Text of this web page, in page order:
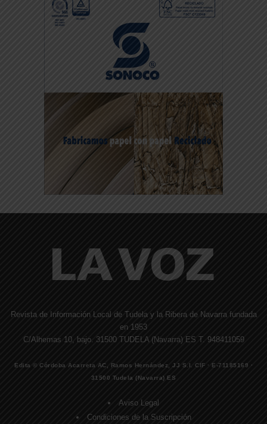
Revista de Información Local de Tudela y la Ribera de Navarra fundada
en 1953
C/Alhemas 10, bajo. 31500 TUDELA (Navarra) ES T. 948411059
Edita © Córdoba Acarreta AC, Ramos Hernández, JJ S.I. CIF · E-71185169 ·
31500 Tudela (Navarra) ES
Aviso Legal
Condiciones de la Suscripción